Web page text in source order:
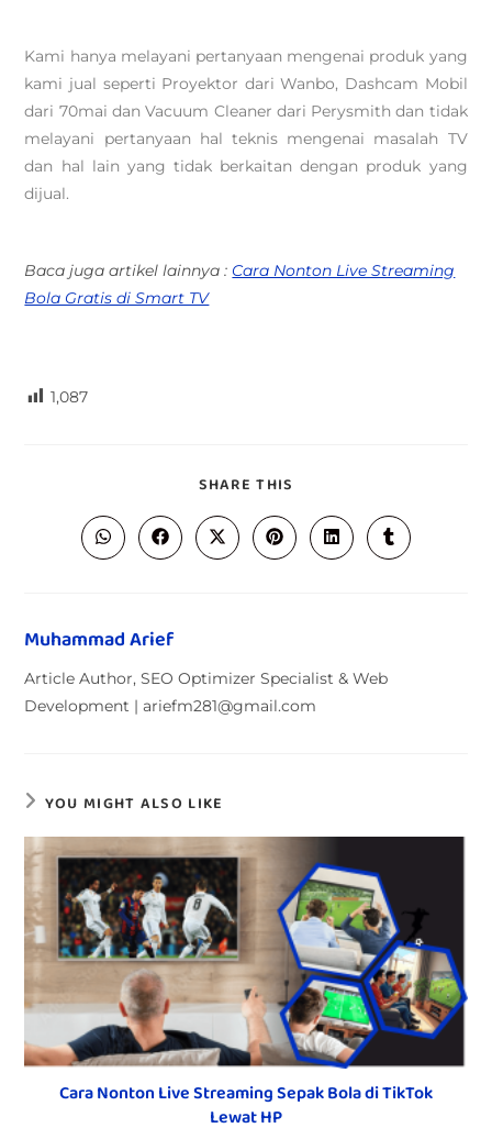
Kami hanya melayani pertanyaan mengenai produk yang
kami jual seperti Proyektor dari Wanbo, Dashcam Mobil
dari 70mai dan Vacuum Cleaner dari Perysmith dan tidak
melayani pertanyaan hal teknis mengenai masalah TV
dan hal lain yang tidak berkaitan dengan produk yang
dijual.
Baca juga artikel lainnya : Cara Nonton Live Streaming
Bola Gratis di Smart TV
1,087
SHARE THIS
Muhammad Arief
Article Author, SEO Optimizer Specialist & Web
Development | ariefm281@gmail.com
YOU MIGHT ALSO LIKE
Cara Nonton Live Streaming Sepak Bola di TikTok
Lewat HP